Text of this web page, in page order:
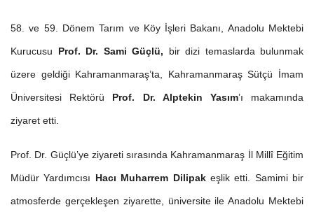
58. ve 59. Dönem Tarım ve Köy İşleri Bakanı, Anadolu Mektebi
Kurucusu Prof. Dr. Sami Güçlü, bir dizi temaslarda bulunmak
üzere geldiği Kahramanmaraş’ta, Kahramanmaraş Sütçü İmam
Üniversitesi Rektörü Prof. Dr. Alptekin Yasım’ı makamında
ziyaret etti.
Prof. Dr. Güçlü’ye ziyareti sırasında Kahramanmaraş İl Millî Eğitim
Müdür Yardımcısı Hacı Muharrem Dilipakeşlik etti. Samimi bir
atmosferde gerçekleşen ziyarette, üniversite ile Anadolu Mektebi